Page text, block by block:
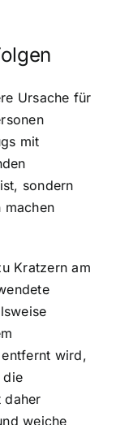
Ursache für
mit
sondern
machen
Kratzern am
wird,
die
daher
weiche